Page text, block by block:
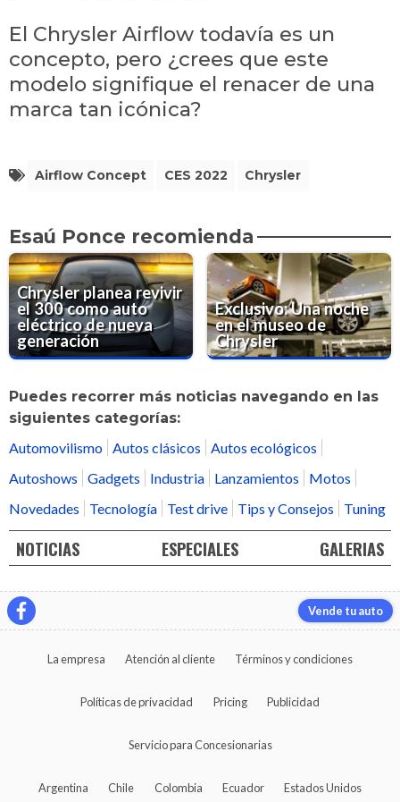
El Chrysler Airflow todavía es un
concepto, pero ¿crees que este
modelo signifique el renacer de una
marca tan icónica?
Airflow Concept CES 2022 Chrysler
Esaú Ponce recomienda
Chrysler planea revivir
el 300 como auto
eléctrico de nueva
generación
Exclusivo: Una noche
en el museo de
Chrysler
Puedes recorrer más noticias navegando en las
siguientes categorías:
Automovilismo Autos clásicos
Autos ecológicos
Autoshows
Gadgets Industria Lanzamientos
Motos
Novedades
Tecnología Test drive Tips y Consejos Tuning
NOTICIAS ESPECIALES GALERIAS
Vende tu auto
La empresa Atención al cliente Términos y condiciones
Políticas de privacidad Pricing Publicidad
Servicio para Concesionarias
Argentina Chile Colombia Ecuador Estados Unidos